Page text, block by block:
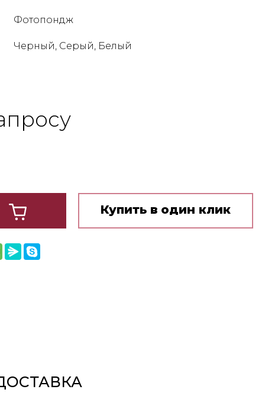
Фотопондж
Черный, Серый, Белый
Купить в один клик